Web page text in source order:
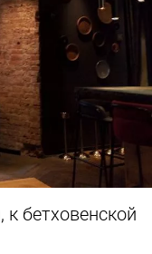
к бетховенской